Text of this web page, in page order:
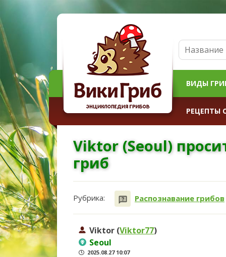
ВИДЫ
РЕЦЕПТЫ
Viktor (Seoul)
гриб
Рубрика: Распознавание грибов
Viktor (Viktor77)
Seoul
2025.08.27 10:07